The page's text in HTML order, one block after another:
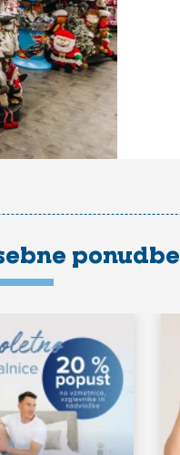
ponudbe